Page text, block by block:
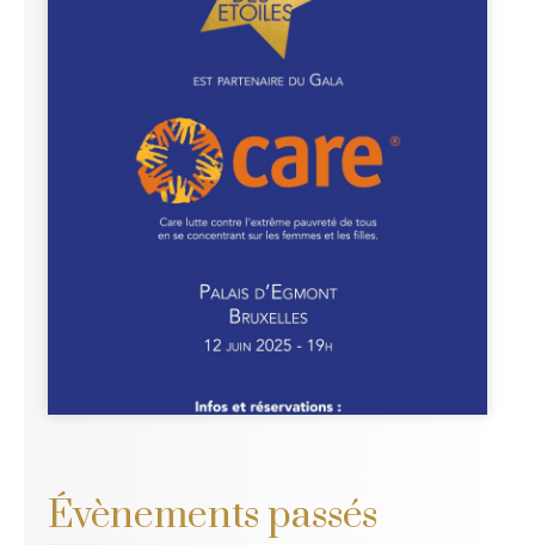
Care, Dîner de
Gala au Palais
d'Egmont.
Évènements passés